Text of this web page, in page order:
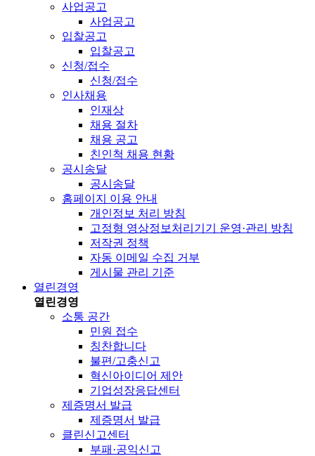
사업공고
사업공고
입찰공고
입찰공고
신청/접수
신청/접수
인사채용
인재상
채용 절차
채용 공고
친인척 채용 현황
공시송달
공시송달
홈페이지 이용 안내
개인정보 처리 방침
고정형 영상정보처리기기 운영·관리 방침
저작권 정책
자동 이메일 수집 거부
게시물 관리 기준
열린경영
열린경영
소통 공간
민원 접수
칭찬합니다
불편/고충신고
혁신아이디어 제안
기업성장응답센터
제증명서 발급
제증명서 발급
클린신고센터
부패·공익신고